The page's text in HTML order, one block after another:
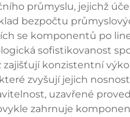
průmyslu, jejichž
bezpočtu
se komponentů po
sofistikovanost
konzistentní
zvyšují jejich
uzavřené
zahrnuje